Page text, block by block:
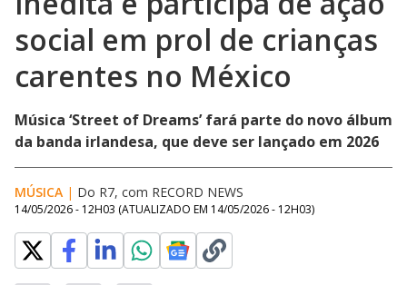
social em prol de crianças
carentes no México
Música ‘Street of Dreams’ fará parte do novo álbum
da banda irlandesa, que deve ser lançado em 2026
MÚSICA | Do R7, com RECORD NEWS
14/05/2026 - 12H03 (ATUALIZADO EM 14/05/2026 - 12H03)